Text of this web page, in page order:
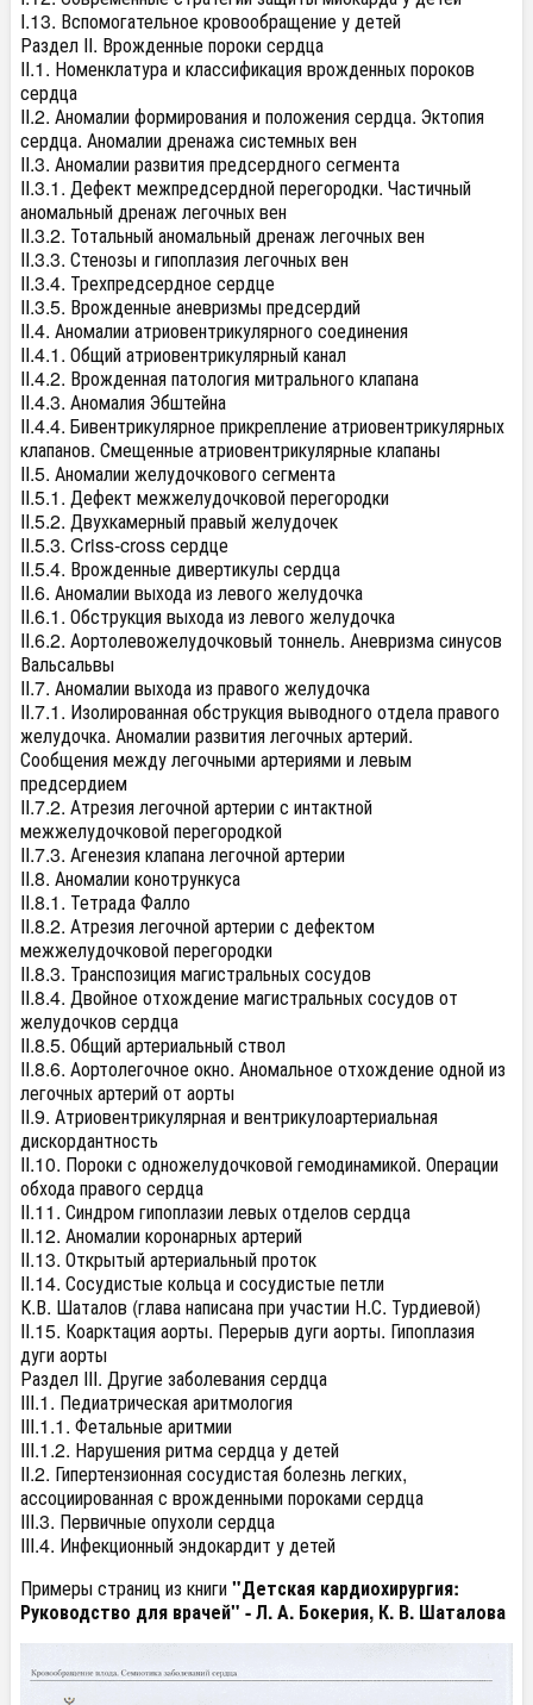
I.13. Вспомогательное кровообращение у детей
Раздел II. Врожденные пороки сердца
II.1. Номенклатура и классификация врожденных пороков
сердца
II.2. Аномалии формирования и положения сердца. Эктопия
сердца. Аномалии дренажа системных вен
II.3. Аномалии развития предсердного сегмента
II.3.1. Дефект межпредсердной перегородки. Частичный
аномальный дренаж легочных вен
II.3.2. Тотальный аномальный дренаж легочных вен
II.3.3. Стенозы и гипоплазия легочных вен
II.3.4. Трехпредсердное сердце
II.3.5. Врожденные аневризмы предсердий
II.4. Аномалии атриовентрикулярного соединения
II.4.1. Общий атриовентрикулярный канал
II.4.2. Врожденная патология митрального клапана
II.4.3. Аномалия Эбштейна
II.4.4. Бивентрикулярное прикрепление атриовентрикулярных
клапанов. Смещенные атриовентрикулярные клапаны
II.5. Аномалии желудочкового сегмента
II.5.1. Дефект межжелудочковой перегородки
II.5.2. Двухкамерный правый желудочек
II.5.3. Criss-cross сердце
II.5.4. Врожденные дивертикулы сердца
II.6. Аномалии выхода из левого желудочка
II.6.1. Обструкция выхода из левого желудочка
II.6.2. Аортолевожелудочковый тоннель. Аневризма синусов
Вальсальвы
II.7. Аномалии выхода из правого желудочка
II.7.1. Изолированная обструкция выводного отдела правого
желудочка. Аномалии развития легочных артерий.
Сообщения между легочными артериями и левым
предсердием
II.7.2. Атрезия легочной артерии с интактной
межжелудочковой перегородкой
II.7.3. Агенезия клапана легочной артерии
II.8. Аномалии конотрункуса
II.8.1. Тетрада Фалло
II.8.2. Атрезия легочной артерии с дефектом
межжелудочковой перегородки
II.8.3. Транспозиция магистральных сосудов
II.8.4. Двойное отхождение магистральных сосудов от
желудочков сердца
II.8.5. Общий артериальный ствол
II.8.6. Аортолегочное окно. Аномальное отхождение одной из
легочных артерий от аорты
II.9. Атриовентрикулярная и вентрикулоартериальная
дискордантность
II.10. Пороки с одножелудочковой гемодинамикой. Операции
обхода правого сердца
II.11. Синдром гипоплазии левых отделов сердца
II.12. Аномалии коронарных артерий
II.13. Открытый артериальный проток
II.14. Сосудистые кольца и сосудистые петли
К.В. Шаталов (глава написана при участии Н.С. Турдиевой)
II.15. Коарктация аорты. Перерыв дуги аорты. Гипоплазия
дуги аорты
Раздел III. Другие заболевания сердца
III.1. Педиатрическая аритмология
III.1.1. Фетальные аритмии
III.1.2. Нарушения ритма сердца у детей
II.2. Гипертензионная сосудистая болезнь легких,
ассоциированная с врожденными пороками сердца
III.3. Первичные опухоли сердца
III.4. Инфекционный эндокардит у детей
Примеры страниц из книги"Детская кардиохирургия:
Руководство для врачей" - Л. А. Бокерия, К. В. Шаталова